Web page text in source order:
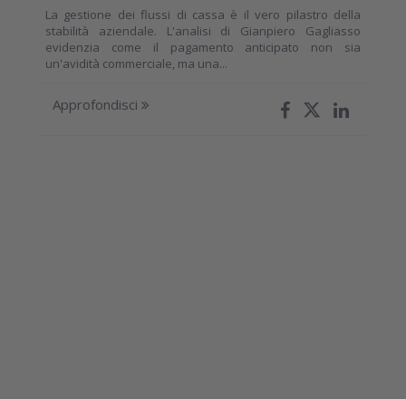
La gestione dei flussi di cassa è il vero pilastro della
stabilità aziendale. L'analisi di Gianpiero Gagliasso
evidenzia come il pagamento anticipato non sia
un'avidità commerciale, ma una...
Approfondisci